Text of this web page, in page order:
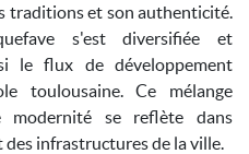
traditions et son authenticité.
s'est diversifiée et
le flux de développement
toulousaine. Ce mélange
modernité se reflète dans
infrastructures de la ville.